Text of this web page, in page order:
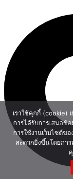
เราใช้คุกกี้ (cookie)
การได้รับการเสนอข้
การใช้งานเว็บไซต์ขอ
สะดวกยิ่งขึ้นโดยกา